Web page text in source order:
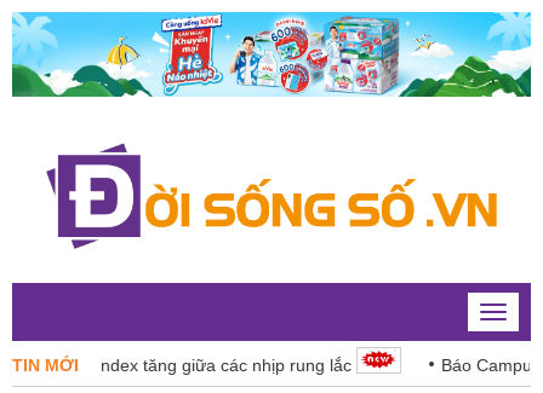
Toggle
TIN MỚI
VN-Index tăng giữa các nhịp rung lắc Báo Campuchia